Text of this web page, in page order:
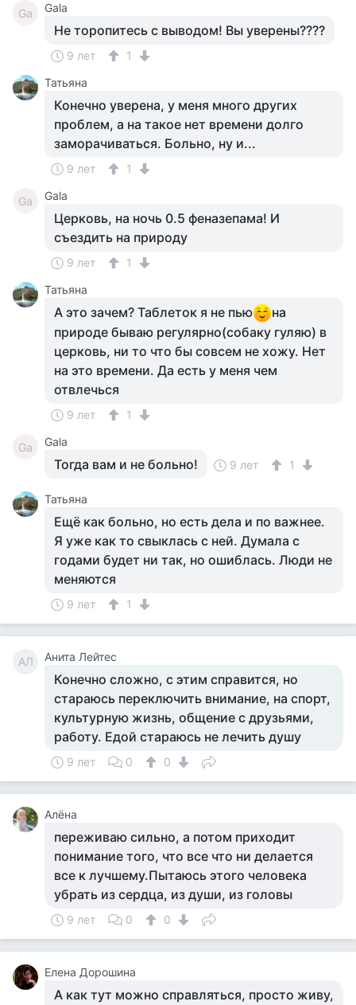
Ga Gala
Не торопитесь с выводом! Вы уверены????
9 лет
1
Татьяна
Конечно уверена, у меня много других
проблем, а на такое нет времени долго
заморачиваться. Больно, ну и...
9 лет 1
Ga Gala
Церковь, на ночь 0.5 феназепама! И
съездить на природу
9 лет
1
Татьяна
А это зачем? Таблеток я не пью
на
природе бываю регулярно(собаку гуляю) в
церковь, ни то что бы совсем не хожу. Нет
на это времени. Да есть у меня чем
отвлечься
9 лет 1
Ga Gala
Тогда вам и не больно! 9 лет 1
Татьяна
Ещё как больно, но есть дела и по важнее.
Я уже как то свыклась с ней. Думала с
годами будет ни так, но ошиблась. Люди не
меняются
9 лет 1
АЛ Анита Лейтес
Конечно сложно, с этим справится, но
стараюсь переключить внимание, на спорт,
культурную жизнь, общение с друзьями,
работу. Едой стараюсь не лечить душу
9 лет 0 0
Алёна
переживаю сильно, а потом приходит
понимание того, что все что ни делается
все к лучшему.Пытаюсь этого человека
убрать из сердца, из души, из головы
9 лет 0 0
Елена Дорошина
А как тут можно справляться, просто живу,